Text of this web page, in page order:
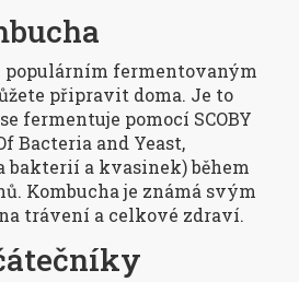
populárním fermentovaným
připravit doma. Je to
fermentuje pomocí SCOBY
Bacteria and Yeast,
a kvasinek) během
Kombucha je známá svým
trávení a celkové zdraví.